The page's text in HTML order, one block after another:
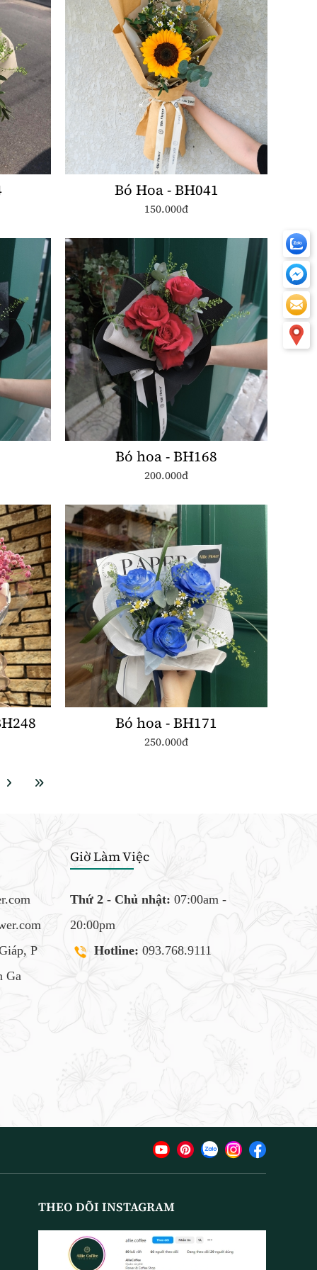
Bó Hoa - BH041
150.000đ
Bó hoa - BH168
200.000đ
Bó hoa - BH171
250.000đ
P
Ga
Giờ Làm Việc
Thứ 2 - Chủ nhật: 07:00am -
20:00pm
Hotline: 093.768.9111
THEO DÕI INSTAGRAM